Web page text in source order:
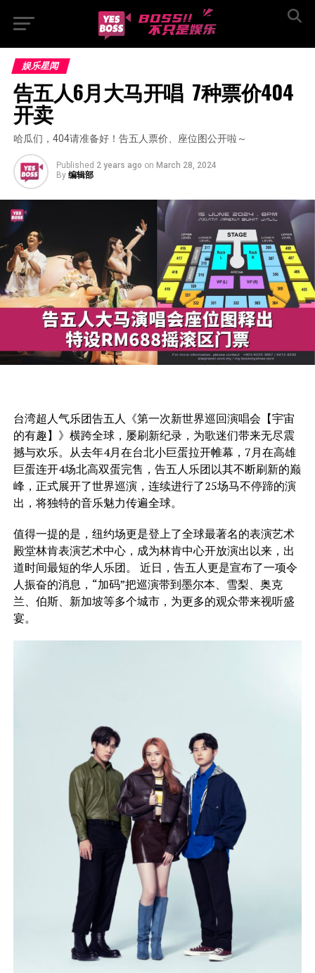
娱乐星闻
告五人6月大马开唱  7种票价404
开卖
哈瓜们，404请准备好！告五人票价、座位图公开啦～
Published 2 years ago on March 28, 2024
By 编辑部
台湾超人气乐团告五人《第一次新世界巡回演唱会【宇宙
的有趣】》横跨全球，屡刷新纪录，为歌迷们带来无尽震
撼与欢乐。从去年4月在台北小巨蛋拉开帷幕，7月在高雄
巨蛋连开4场北高双蛋完售，告五人乐团以其不断刷新的巅
峰，正式展开了世界巡演，连续进行了25场马不停蹄的演
出，将独特的音乐魅力传遍全球。
值得一提的是，纽约场更是登上了全球最著名的表演艺术
殿堂林肯表演艺术中心，成为林肯中心开放演出以来，出
道时间最短的华人乐团。 近日，告五人更是宣布了一项令
人振奋的消息，“加码”把巡演带到墨尔本、雪梨、奥克
兰、伯斯、新加坡等多个城市，为更多的观众带来视听盛
宴。